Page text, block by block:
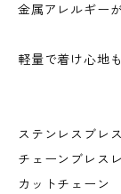
金属アレルギー
軽量で着け心地
ステンレスブレ
チェーンブレス
カットチェーン